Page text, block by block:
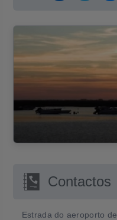
Contactos
Estrada do aeroporto de